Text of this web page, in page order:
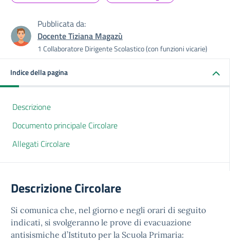
Pubblicata da:
Docente Tiziana Magazù
1 Collaboratore Dirigente Scolastico (con funzioni vicarie)
Indice della pagina
Descrizione
Documento principale Circolare
Allegati Circolare
Descrizione Circolare
Si comunica che, nel giorno e negli orari di seguito
indicati, si svolgeranno le prove di evacuazione
antisismiche d’Istituto per la Scuola Primaria: